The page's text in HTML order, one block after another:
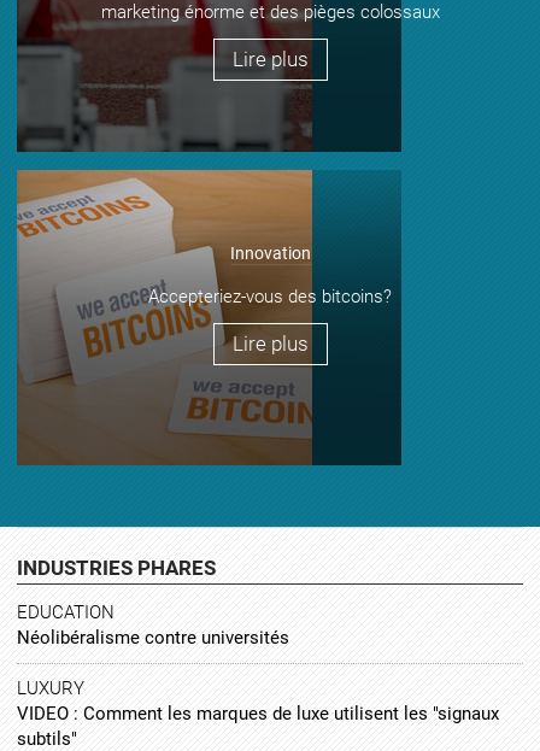
marketing énorme et des pièges colossaux
Lire plus
Innovation
Accepteriez-vous des bitcoins?
Lire plus
INDUSTRIES PHARES
EDUCATION
Néolibéralisme contre universités
LUXURY
VIDEO : Comment les marques de luxe utilisent les "signaux
subtils"